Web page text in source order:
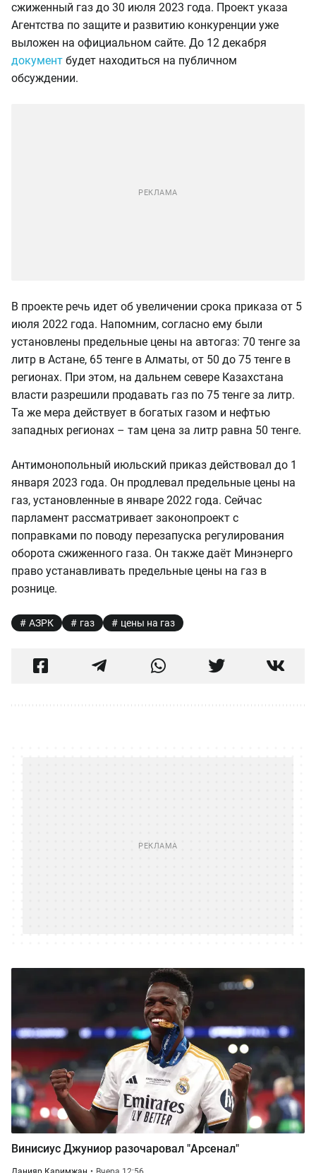
сжиженный газ до 30 июля 2023 года. Проект указа
Агентства по защите и развитию конкуренции уже
выложен на официальном сайте. До 12 декабря
документ будет находиться на публичном
обсуждении.
В проекте речь идет об увеличении срока приказа от 5
июля 2022 года. Напомним, согласно ему были
установлены предельные цены на автогаз: 70 тенге за
литр в Астане, 65 тенге в Алматы, от 50 до 75 тенге в
регионах. При этом, на дальнем севере Казахстана
власти разрешили продавать газ по 75 тенге за литр.
Та же мера действует в богатых газом и нефтью
западных регионах – там цена за литр равна 50 тенге.
Антимонопольный июльский приказ действовал до 1
января 2023 года. Он продлевал предельные цены на
газ, установленные в январе 2022 года. Сейчас
парламент рассматривает законопроект с
поправками по поводу перезапуска регулирования
оборота сжиженного газа. Он также даёт Минэнерго
право устанавливать предельные цены на газ в
рознице.
АЗРК газ цены на газ
Винисиус Джуниор разочаровал "Арсенал"